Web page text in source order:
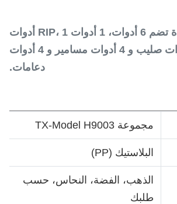
مجموعة واحدة تضم 6 أدوات، 1 أدوات RIP، 1 أدوات
زهرة، 1 أدوات صليب و 4 أدوات مسامير و 4 أدوات
دعامات.
مجموعة TX-Model H9003
البلاستيك (PP)
الذهب، الفضة، النحاس، حسب
طلبك